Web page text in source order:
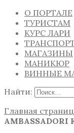
О ПОРТАЛЕ
ТУРИСТАМ
КУРС ЛАРИ
МАГАЗИНЫ
МАНИКЮР
ВИННЫЕ
Найти:
Главная
AMBASSADORI